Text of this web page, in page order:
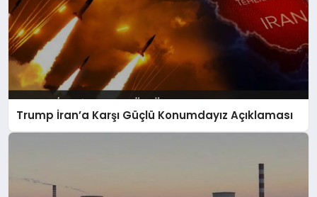
Trump İran’a Karşı Güçlü Konumdayız Açıklaması